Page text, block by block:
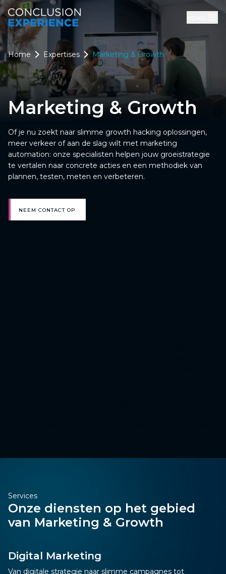
Home Expertises Marketing & Growth
Marketing & Growth
Of je nu zoekt naar slimme growth hacking oplossingen,
meer verkeer of aan de slag wilt met marketing
automation: onze specialisten helpen jouw groeistrategie
te vertalen naar concrete acties en een methodiek van
plannen, testen, meten en verbeteren.
NEEM CONTACT OP
Services
Onze diensten op het gebied
van Marketing & Growth
Digital Marketing
Van digitale strategie naar slimme campagnes tot